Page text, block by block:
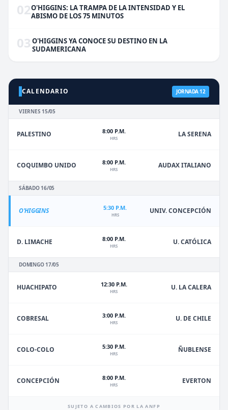
02O'HIGGINS: LA TRAMPA DE LA INTENSIDAD Y EL
ABISMO DE LOS 75 MINUTOS
03 O'HIGGINS YA CONOCE SU DESTINO EN LA
SUDAMERICANA
CALENDARIO JORNADA 12
VIERNES 15/05
PALESTINO 8:00 P.M.
HRS LA SERENA
COQUIMBO UNIDO 8:00 P.M.
HRS AUDAX ITALIANO
SÁBADO 16/05
O'HIGGINS 5:30 P.M.
HRS UNIV. CONCEPCIÓN
D. LIMACHE 8:00 P.M.
HRS U. CATÓLICA
DOMINGO 17/05
HUACHIPATO 12:30 P.M.
HRS U. LA CALERA
COBRESAL 3:00 P.M.
HRS U. DE CHILE
COLO-COLO 5:30 P.M.
HRS ÑUBLENSE
CONCEPCIÓN 8:00 P.M.
HRS EVERTON
SUJETO A CAMBIOS POR LA ANFP